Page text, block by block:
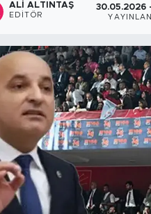
ALI ALTINTAŞ
EDITÖR
30.05.2026